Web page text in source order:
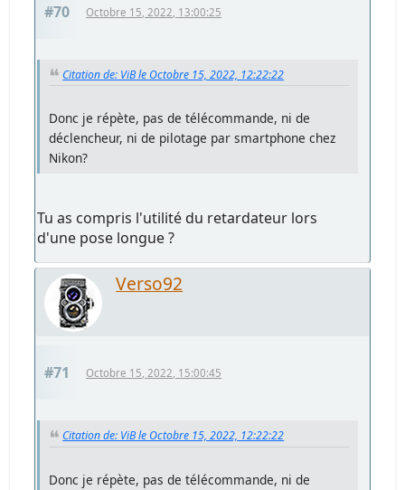
#70 Octobre 15, 2022, 13:00:25
Citation de: ViB le Octobre 15, 2022, 12:22:22
Donc je répète, pas de télécommande, ni de
déclencheur, ni de pilotage par smartphone chez
Nikon?
Tu as compris l'utilité du retardateur lors
d'une pose longue ?
Verso92
#71 Octobre 15, 2022, 15:00:45
Citation de: ViB le Octobre 15, 2022, 12:22:22
Donc je répète, pas de télécommande, ni de